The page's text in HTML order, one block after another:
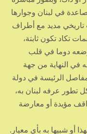
في لبنان وجوارها
تاريخي مديد مع أطراف
تكاد تكون ثابتة،
دوما في قلب
في النهاية من جهة
الرئيسة في دولة
تطور عرفه لبنان به،
مؤيدة أو معارضة
أو شبيها به بأي معيار.